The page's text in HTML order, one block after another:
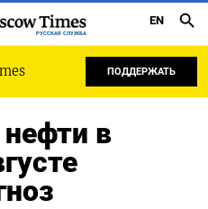
РУССКАЯ СЛУЖБА
EN
ПОДДЕРЖАТЬ
в